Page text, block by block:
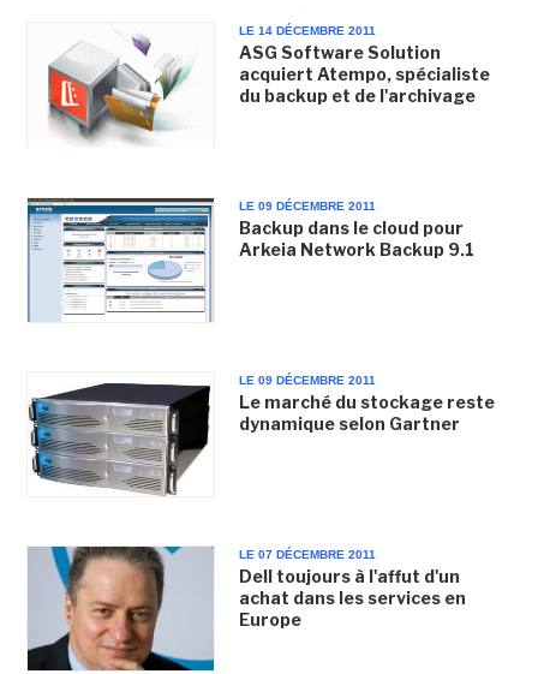
LE 14 DÉCEMBRE 2011
ASG Software Solution
acquiert Atempo, spécialiste
du backup et de l'archivage
LE 09 DÉCEMBRE 2011
Backup dans le cloud pour
Arkeia Network Backup 9.1
LE 09 DÉCEMBRE 2011
Le marché du stockage reste
dynamique selon Gartner
LE 07 DÉCEMBRE 2011
Dell toujours à l'affut d'un
achat dans les services en
Europe